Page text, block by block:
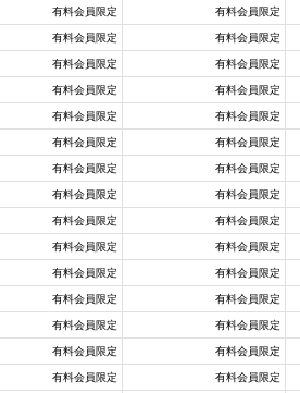
有料会員限定 有料会員限定
有料会員限定 有料会員限定
有料会員限定 有料会員限定
有料会員限定 有料会員限定
有料会員限定 有料会員限定
有料会員限定 有料会員限定
有料会員限定 有料会員限定
有料会員限定 有料会員限定
有料会員限定 有料会員限定
有料会員限定 有料会員限定
有料会員限定 有料会員限定
有料会員限定 有料会員限定
有料会員限定 有料会員限定
有料会員限定 有料会員限定
有料会員限定 有料会員限定